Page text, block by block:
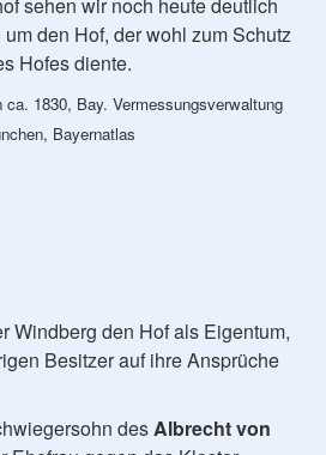
den Hof, der wohl zum Schutz
Hofes diente.
1830, Bay. Vermessungsverwaltung
Bayernatlas
Windberg den Hof als Eigentum,
Besitzer auf ihre Ansprüche
desAlbrecht von